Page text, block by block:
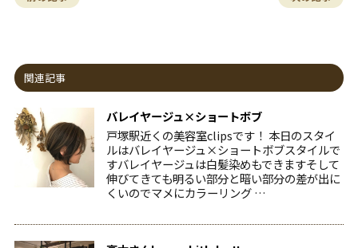
関連記事
バレイヤージュ×ショートボブ
戸塚駅近くの美容室clipsです！ 本日のスタイ
ルはバレイヤージュ×ショートボブスタイルで
すバレイヤージュは白髪染めもできますそして
伸びてきても明るい部分と暗い部分の差が出に
くいのでマメにカラーリング …